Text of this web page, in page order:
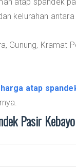
kelurahan antara
Gunung, Kramat
harga atap
Pasir